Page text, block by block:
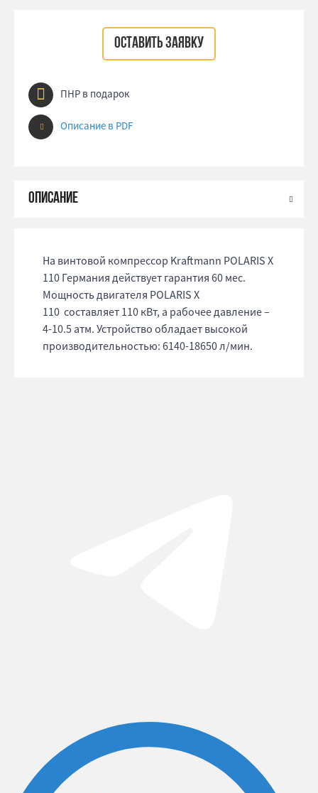
ОСТАВИТЬ ЗАЯВКУ
ПНР в подарок
Описание в PDF
На винтовой компрессор Kraftmann POLARIS X
110 Германия действует гарантия 60 мес.
Мощность двигателя POLARIS X
110 составляет 110 кВт, а рабочее давление –
4-10.5 атм. Устройство обладает высокой
производительностью: 6140-18650 л/мин.